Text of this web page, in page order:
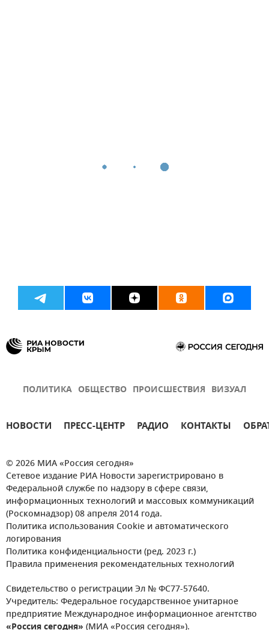
ПОЛИТИКА ОБЩЕСТВО ПРОИСШЕСТВИЯ ВИЗУАЛ
НОВОСТИ ПРЕСС-ЦЕНТР РАДИО КОНТАКТЫ
© 2026 МИА «Россия сегодня»
Сетевое издание РИА Новости зарегистрировано в
Федеральной службе по надзору в сфере связи,
информационных технологий и массовых коммуникаций
(Роскомнадзор) 08 апреля 2014 года.
Политика использования Cookie и автоматического
логирования
Политика конфиденциальности (ред. 2023 г.)
Правила применения рекомендательных технологий
Свидетельство о регистрации Эл № ФС77-57640.
Учредитель: Федеральное государственное унитарное
предприятие Международное информационное агентство
«Россия сегодня» (МИА «Россия сегодня»).